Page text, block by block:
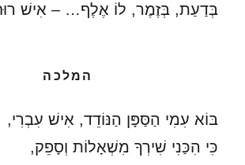
בְּדַעַת, בְּזֶמֶר, לוֹ אֶלֶף… – אִישׁ רוּחַ.
המלכה
בּוֹא עִמִי הַסַּפָּן הַנּוֹדֵד, אִישׁ עִבְרִי,
כִּי הִכַּנִי שִׁירְךָ מִשְׁאָלוֹת וְסָפֵק,